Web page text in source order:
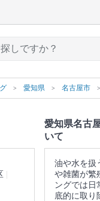
愛知県 名古屋市
愛知県名古
いて
油や水を扱
や雑菌が繁
ングでは日
底的に取り